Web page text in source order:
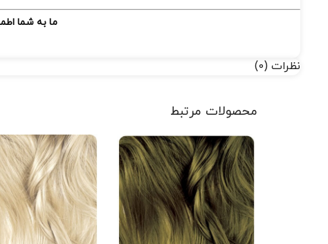
ما به شما
نظرات (0)
محصولات مرتبط